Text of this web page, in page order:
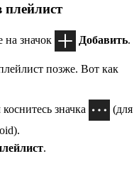
на значок Добавить
позже. Вот как
значка
(для
.